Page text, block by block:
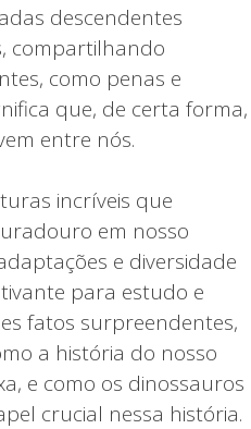
descendentes
compartilhando
como penas e
que, de certa forma,
entre nós.
incríveis que
em nosso
e diversidade
para estudo e
fatos surpreendentes,
a história do nosso
e como os dinossauros
crucial nessa história.